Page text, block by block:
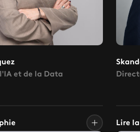
et de la Data
Lire